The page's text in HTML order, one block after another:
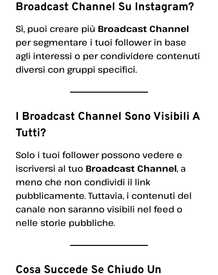
Broadcast Channel Su Instagram?
Sì, puoi creare più Broadcast Channel
per segmentare i tuoi follower in base
agli interessi o per condividere contenuti
diversi con gruppi specifici.
I Broadcast Channel Sono Visibili A
Tutti?
Solo i tuoi follower possono vedere e
iscriversi al tuo Broadcast Channel, a
meno che non condividi il link
pubblicamente. Tuttavia, i contenuti del
canale non saranno visibili nel feed o
nelle storie pubbliche.
Cosa Succede Se Chiudo Un